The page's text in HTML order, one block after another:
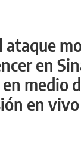
ataque
en
medio
en vivo